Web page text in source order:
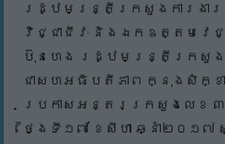
រដ្ឋមន្រ្តីក្រសួងការងារ
វិជ្ជាជីវៈ និងឯកឧត្តមវ
ប៊ុនហេង រដ្ឋមន្រ្តីក្រសួងសុ
ជាសហអធិបតីភាព ក្នុងសិក្ខា
ប្រកាសអន្តរក្រសួងលេខ
ថ្ងៃទី១៧ ខែសីហា ឆ្នាំ២០១៧